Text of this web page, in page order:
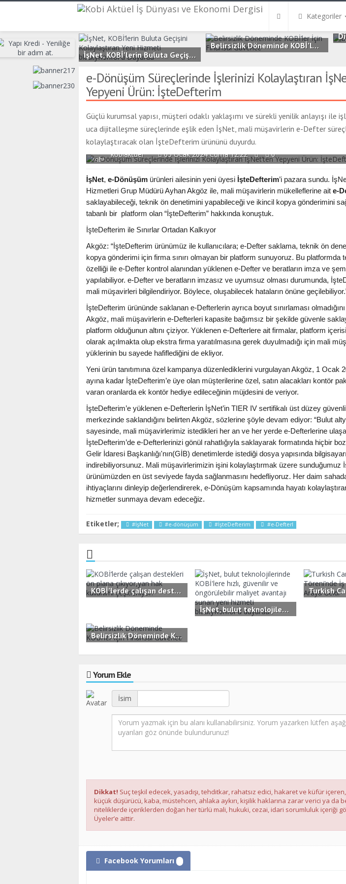
Kategoriler
İşNet, KOBİ’lerin Buluta Geçişini Kolaylaştıran Yeni Hizmeti bluutyKonfor’u Duyurdu
Belirsizlik Döneminde KOBİ’ler İçin Finansal Güvence
e-Dönüşüm Süreçlerinde İşlerinizi Kolaylaştıran
Yepyeni Ürün: İşteDefterim
Güçlü kurumsal yapısı, müşteri odaklı yaklaşımı ve sürekli yenilik anlayışı ile
uca dijitalleşme süreçlerinde eşlik eden İşNet, mali müşavirlerin e-Defter
kolaylaştıracak olan İşteDefterim ürününü duyurdu.
kobiaktuel 05 Ocak 2024 Cuma 12:22 0
İşNet, e-Dönüşümürünleri ailesinin yeni üyesi İşteDefterim’i pazara sundu.
Hizmetleri Grup Müdürü Ayhan Akgöz ile, mali müşavirlerin mükelleflerine ait e-
saklayabileceği, teknik ön denetimini yapabileceği ve ikincil kopya gönderimini
tabanlı bir platform olan “İşteDefterim” hakkında konuştuk.
İşteDefterim ile Sınırlar Ortadan Kalkıyor
Akgöz: “İşteDefterim ürünümüz ile kullanıcılara; e-Defter saklama, teknik ön
kopya gönderimi için firma sınırı olmayan bir platform sunuyoruz. Bu platformda
özelliği ile e-Defter kontrol alanından yüklenen e-Defter ve beratların imza ve
yapılabiliyor. e-Defter ve beratların imzasız ve uyumsuz olması durumunda,
mali müşavirleri bilgilendiriyor. Böylece, oluşabilecek hataların önüne
İşteDefterim ürününde saklanan e-Defterlerin ayrıca boyut sınırlaması
Akgöz, mali müşavirlerin e-Defterleri kapasite bağımsız bir şekilde güvenle
platform olduğunun altını çiziyor. Yüklenen e-Defterlere ait firmalar, platform
olarak açılmakta olup ekstra firma yaratılmasına gerek duyulmadığı için mali
yüklerinin bu sayede hafiflediğini de ekliyor.
Yeni ürün tanıtımına özel kampanya düzenlediklerini vurgulayan Akgöz, 1 Ocak
ayına kadar İşteDefterim’e üye olan müşterilerine özel, satın alacakları kontör
varan oranlarda ek kontör hediye edileceğinin müjdesini de veriyor.
İşteDefterim’e yüklenen e-Defterlerin İşNet’in TIER IV sertifikalı üst düzey
merkezinde saklandığını belirten Akgöz, sözlerine şöyle devam ediyor: “Bulut
sayesinde, mali müşavirlerimiz istedikleri her an ve her yerde e-Defterlerine
İşteDefterim’de e-Defterlerinizi gönül rahatlığıyla saklayarak formatında hiçbir
Gelir İdaresi Başkanlığı'nın(GİB) denetimlerde istediği dosya yapısında
indirebiliyorsunuz. Mali müşavirlerimizin işini kolaylaştırmak üzere sunduğumuz
ürünümüzden en üst seviyede fayda sağlanmasını hedefliyoruz. Her daim
ihtiyaçlarını dinleyip değerlendirerek, e-Dönüşüm kapsamında hayatı
hizmetler sunmaya devam edeceğiz.
Etiketler; #İşNet #e-dönüşüm #İşteDefterim #e-Defterl
KOBİ’lerde çalışan destekleri ön plana çıkıyor,yan hak kullanımı çeşitleniyor.
İşNet, bulut teknolojilerinde KOBİ'lere hızlı, güvenilir ve öngörülebilir maliyet avantajı sunan yeni hizmeti bluutyKonfor'u duyurdu.
Belirsizlik Döneminde KOBİ’ler İçin Finansal Güvence
Yorum Ekle
İsim
Dikkat! Suç teşkil edecek, yasadışı, tehditkar, rahatsız edici, hakaret ve küfür içeren,
küçük düşürücü, kaba, müstehcen, ahlaka aykırı, kişilik haklarına zarar verici ya da
niteliklerde içeriklerden doğan her türlü mali, hukuki, cezai, idari sorumluluk içeriği
Üyeler’e aittir.
Facebook Yorumları